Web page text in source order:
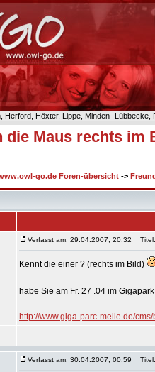
Höxter, Lippe, Minden- Lübbecke,
die Maus rechts im
go.de Foren-übersicht ->
Verfasst am: 29.04.2007, 20:32 Titel:
Kennt die einer ? (rechts im Bild)
habe Sie am Fr. 27 .04 im
http://www.giga-parc-melle.de/
Verfasst am: 30.04.2007, 00:59 Titel: